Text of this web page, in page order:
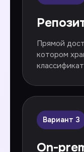
Прямой
котором
Вариант 3
On-